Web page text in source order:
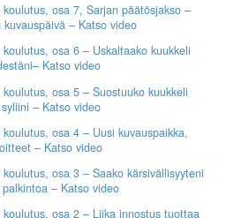
koulutus, osa 7, Sarjan päätösjakso –
kuvauspäivä – Katso video
koulutus, osa 6 – Uskaltaako kuukkeli
Katso video
koulutus, osa 5 – Suostuuko kuukkeli
– Katso video
koulutus, osa 4 – Uusi kuvauspaikka,
– Katso video
koulutus, osa 3 – Saako kärsivällisyyteni
– Katso video
koulutus, osa 2 – Liika innostus tuottaa